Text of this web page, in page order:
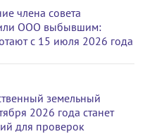
члена совета
ООО выбывшим:
с 15 июля 2026 года
земельный
2026 года станет
для проверок